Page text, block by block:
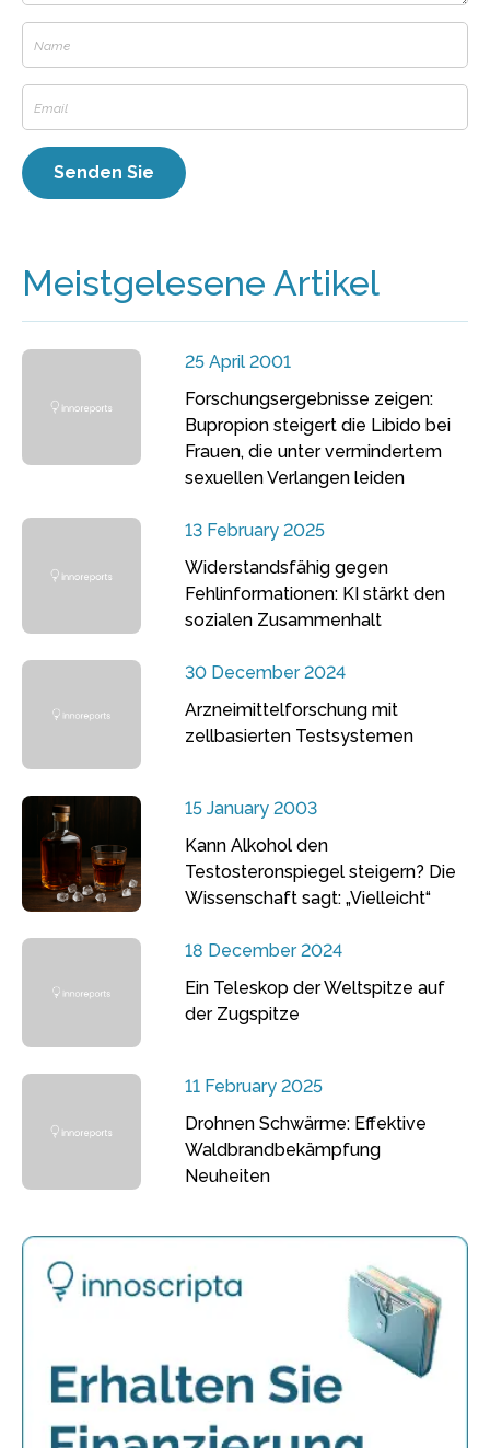
Meistgelesene Artikel
25 April 2001
Forschungsergebnisse zeigen:
Bupropion steigert die Libido bei
Frauen, die unter vermindertem
sexuellen Verlangen leiden
13 February 2025
Widerstandsfähig gegen
Fehlinformationen: KI stärkt den
sozialen Zusammenhalt
30 December 2024
Arzneimittelforschung mit
zellbasierten Testsystemen
15 January 2003
Kann Alkohol den
Testosteronspiegel steigern? Die
Wissenschaft sagt: „Vielleicht“
18 December 2024
Ein Teleskop der Weltspitze auf
der Zugspitze
11 February 2025
Drohnen Schwärme: Effektive
Waldbrandbekämpfung
Neuheiten